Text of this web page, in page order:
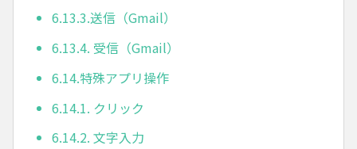
6.13.3.送信（Gmail）
6.13.4. 受信（Gmail）
6.14.特殊アプリ操作
6.14.1. クリック
6.14.2. 文字入力